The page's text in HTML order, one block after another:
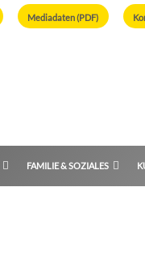
Mediadaten (PDF)
FAMILIE & SOZIALES